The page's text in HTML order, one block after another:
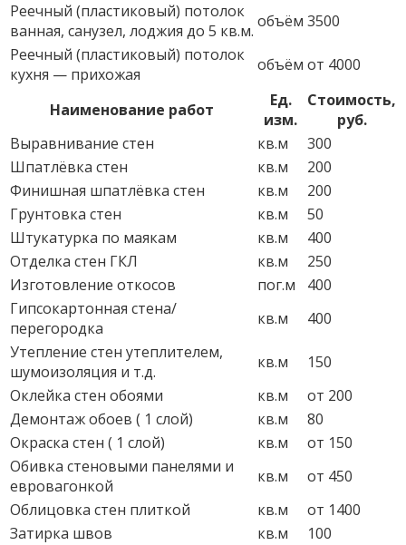
Реечный (пластиковый) потолок
ванная, санузел, лоджия до 5 кв.м. объём 3500
Реечный (пластиковый) потолок
кухня — прихожая
объём от 4000
Наименование работ
Ед.
изм.
Стоимость,
руб.
Выравнивание стен
кв.м
300
Шпатлёвка стен
кв.м
200
Финишная шпатлёвка стен
кв.м
200
Грунтовка стен
кв.м
50
Штукатурка по маякам
кв.м
400
Отделка стен ГКЛ
кв.м
250
Изготовление откосов
пог.м
400
Гипсокартонная стена/
перегородка
кв.м
400
Утепление стен утеплителем,
шумоизоляция и т.д.
кв.м
150
Оклейка стен обоями
кв.м
от 200
Демонтаж обоев ( 1 слой)
кв.м
80
Окраска стен ( 1 слой)
кв.м
от 150
Обивка стеновыми панелями и
евровагонкой
кв.м
от 450
Облицовка стен плиткой
кв.м
от 1400
Затирка швов
кв.м
100